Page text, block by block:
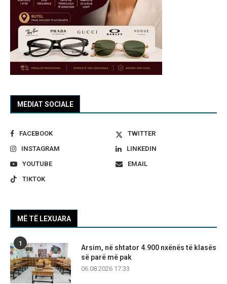
MEDIAT SOCIALE
FACEBOOK
TWITTER
INSTAGRAM
LINKEDIN
YOUTUBE
EMAIL
TIKTOK
MË TË LEXUARA
1
Arsim, në shtator 4.900 nxënës të klasës
së parë më pak
06.08.2026 17:33